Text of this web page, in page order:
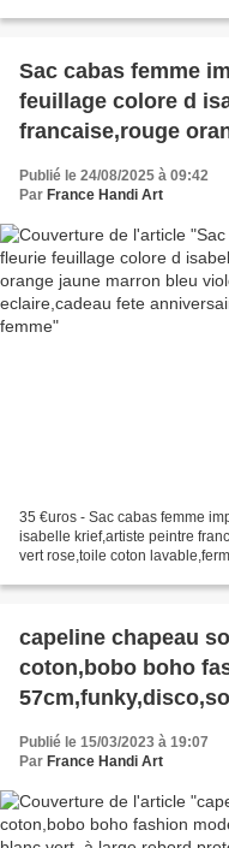
Sac cabas femme
feuillage colore d
francaise,rouge
vert rose,toile
eclaire,cadeau fete
Publié le 24/08/2025 à 09:42
Par France Handi Art
35 €uros - Sac cabas femme
isabelle krief,artiste peintre
vert rose,toile coton
capeline chapeau
coton,bobo boho
Publié le 15/03/2023 à 19:07
Par France Handi Art